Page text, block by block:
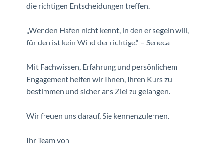
die richtigen Entscheidungen treffen.
„Wer den Hafen nicht kennt, in den er segeln will,
für den ist kein Wind der richtige.“ – Seneca
Mit Fachwissen, Erfahrung und persönlichem
Engagement helfen wir Ihnen, Ihren Kurs zu
bestimmen und sicher ans Ziel zu gelangen.
Wir freuen uns darauf, Sie kennenzulernen.
Ihr Team von